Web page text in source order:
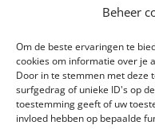
Beheer
Om de beste ervaringen te
cookies om informatie over je
Door in te stemmen met deze
surfgedrag of unieke ID's op
toestemming geeft of uw
invloed hebben op bepaalde